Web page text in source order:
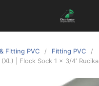
Fitting PVC
Fitting PVC
| Flock Sock 1 x 3/4′ Rucika